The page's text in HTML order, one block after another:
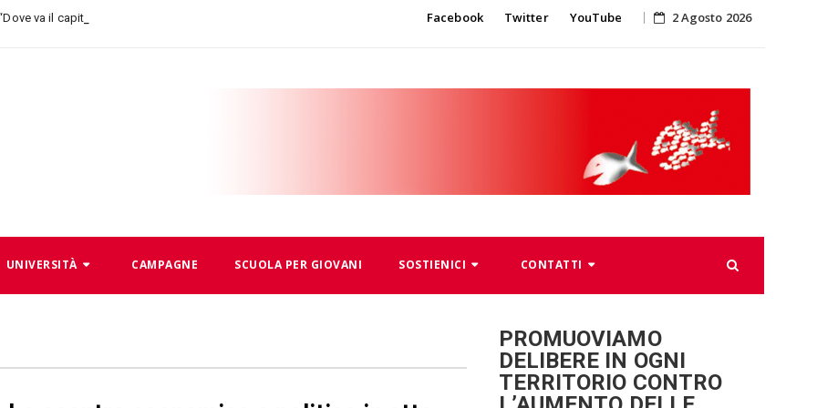
va il capitalismo, dove Skip
content
Facebook Twitter YouTube 2 Agosto 2026
UNIVERSITÀ CAMPAGNE SCUOLA PER GIOVANI SOSTIENICI CONTATTI
PROMUOVIAMO
DELIBERE IN OGNI
TERRITORIO CONTRO